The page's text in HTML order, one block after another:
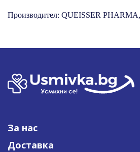
Производител: QUEISSER PHARMA,
За нас
Доставка